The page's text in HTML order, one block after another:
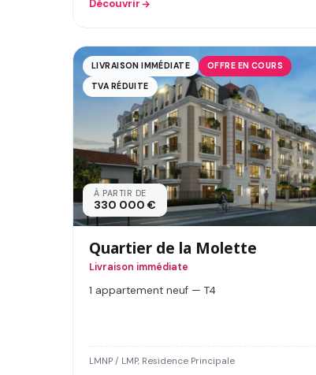
Découvrir
LIVRAISON IMMÉDIATE
OFFRE EN COURS
TVA RÉDUITE
À PARTIR DE
330 000 €
Quartier de la Molette
Livraison immédiate
1 appartement neuf — T4
LMNP / LMP, Residence Principale